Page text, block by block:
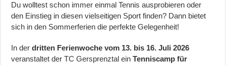
Du wolltest schon immer einmal Tennis ausprobieren oder
den Einstieg in diesen vielseitigen Sport finden? Dann bietet
sich in den Sommerferien die perfekte Gelegenheit!
In derdritten Ferienwoche vom 13. bis 16. Juli 2026
veranstaltet der TC Gersprenztal einTenniscamp für